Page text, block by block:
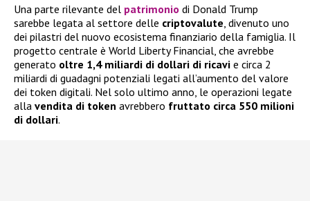
Una parte rilevante del patrimonio di Donald Trump
sarebbe legata al settore delle criptovalute, divenuto uno
dei pilastri del nuovo ecosistema finanziario della famiglia. Il
progetto centrale è World Liberty Financial, che avrebbe
generato oltre 1,4 miliardi di dollari di ricavi e circa 2
miliardi di guadagni potenziali legati all’aumento del valore
dei token digitali. Nel solo ultimo anno, le operazioni legate
alla vendita di token avrebbero fruttato circa 550 milioni
di dollari.